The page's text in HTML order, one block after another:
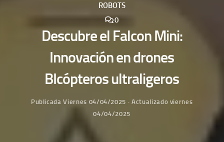
ROBOTS
0
Descubre el Falcon Mini:
Innovación en drones
BIcópteros ultraligeros
PublicadaViernes 04/04/2025 · Actualizado viernes
04/04/2025